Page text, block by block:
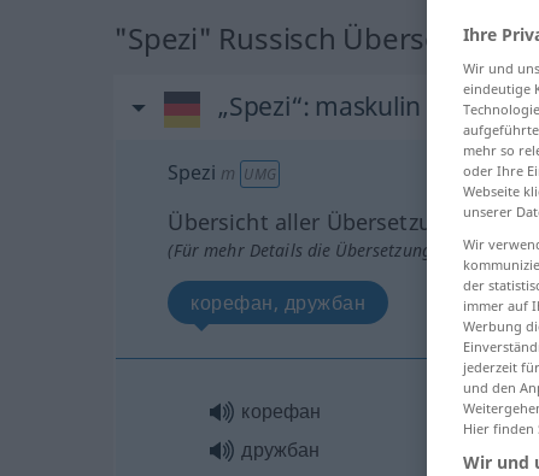
"Spezi" Russisch Übersetzung
„Spezi“: maskulin
Spezi m UMG
Übersicht aller Übersetzungen
(Für mehr Details die Übersetzung anklicken/
корефан, дружбан
корефан
дружбан
Ihre
Wir und
eindeutige
mehr so
oder Ihre
Webseite
unserer
Wir
der
immer auf
Werbung
jederzeit
und den
Hier finden
Wir und